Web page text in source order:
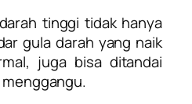
tinggi tidak hanya
gula darah yang naik
juga bisa ditandai